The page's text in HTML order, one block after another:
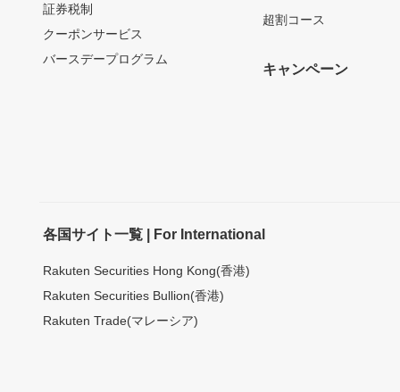
証券税制
クーポンサービス
バースデープログラム
超割コース
キャンペーン
各国サイト一覧 | For International
Rakuten Securities Hong Kong(香港)
Rakuten Securities Bullion(香港)
Rakuten Trade(マレーシア)